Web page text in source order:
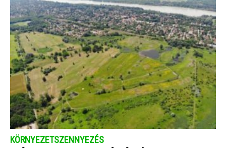
KÖRNYEZETSZENNYEZÉS